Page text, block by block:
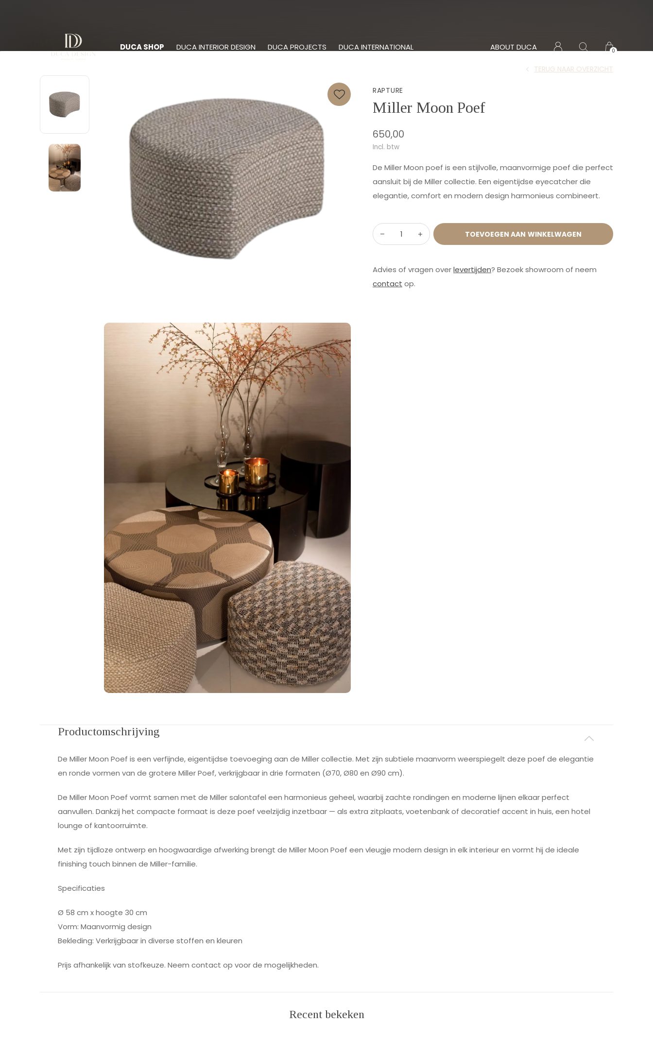
DUCA SHOP DUCA INTERIOR DESIGN DUCA PROJECTS DUCA INTERNATIONAL ABOUT DUCA 0
RAPTURE
Miller Moon Poef
TERUG NAAR OVERZICHT
650,00
Incl. btw
De Miller Moon poef is een stijlvolle, maanvormige poef die perfect
aansluit bij de Miller collectie. Een eigentijdse eyecatcher die
elegantie, comfort en modern design harmonieus combineert.
TOEVOEGEN AAN WINKELWAGEN
Advies of vragen overlevertijden? Bezoek showroom of neem
contact op.
Productomschrijving
De Miller Moon Poef is een verfijnde, eigentijdse toevoeging aan de Miller collectie. Met zijn subtiele maanvorm weerspiegelt deze poef de elegantie
en ronde vormen van de grotere Miller Poef, verkrijgbaar in drie formaten (Ø70, Ø80 en Ø90 cm).
De Miller Moon Poef vormt samen met de Miller salontafel een harmonieus geheel, waarbij zachte rondingen en moderne lijnen elkaar perfect
aanvullen. Dankzij het compacte formaat is deze poef veelzijdig inzetbaar — als extra zitplaats, voetenbank of decoratief accent in huis, een hotel
lounge of kantoorruimte.
Met zijn tijdloze ontwerp en hoogwaardige afwerking brengt de Miller Moon Poef een vleugje modern design in elk interieur en vormt hij de ideale
finishing touch binnen de Miller-familie.
Specificaties
Ø 58 cm x hoogte 30 cm
Vorm: Maanvormig design
Bekleding: Verkrijgbaar in diverse stoffen en kleuren
Prijs afhankelijk van stofkeuze. Neem contact op voor de mogelijkheden.
Recent bekeken